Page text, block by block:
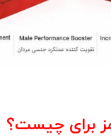
برای چیست؟